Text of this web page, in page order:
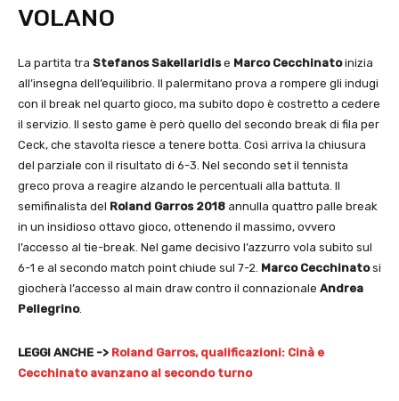
VOLANO
La partita tra Stefanos Sakellaridise Marco Cecchinatoinizia
all’insegna dell’equilibrio. Il palermitano prova a rompere gli indugi
con il break nel quarto gioco, ma subito dopo è costretto a cedere
il servizio. Il sesto game è però quello del secondo break di fila per
Ceck, che stavolta riesce a tenere botta. Così arriva la chiusura
del parziale con il risultato di 6-3. Nel secondo set il tennista
greco prova a reagire alzando le percentuali alla battuta. Il
semifinalista del Roland Garros 2018 annulla quattro palle break
in un insidioso ottavo gioco, ottenendo il massimo, ovvero
l’accesso al tie-break. Nel game decisivo l’azzurro vola subito sul
6-1 e al secondo match point chiude sul 7-2. Marco Cecchinatosi
giocherà l’accesso al main draw contro il connazionale Andrea
Pellegrino.
LEGGI ANCHE -> Roland Garros, qualificazioni: Cinà e
Cecchinato avanzano al secondo turno